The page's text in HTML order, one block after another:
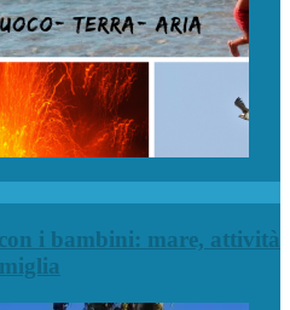
i bambini: mare, attività